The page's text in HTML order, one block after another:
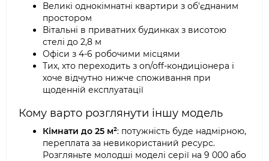
Великі однокімнатні квартири з об'єднаним
простором
Вітальні в приватних будинках з висотою
стелі до 2,8 м
Офіси з 4-6 робочими місцями
Тих, хто переходить з on/off-кондиціонера і
хоче відчутно нижче споживання при
щоденній експлуатації
Кому варто розглянути іншу модель
Кімнати до 25 м²: потужність буде надмірною,
переплата за невикористаний ресурс.
Розгляньте молодші моделі серії на 9 000 або